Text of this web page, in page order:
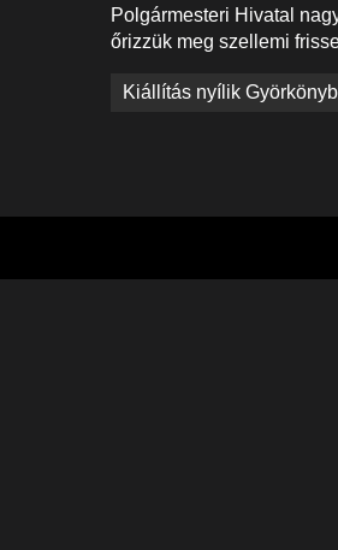
Polgármesteri Hivatal
őrizzük meg szellemi
Bejegyzés
Kiállítás nyílik